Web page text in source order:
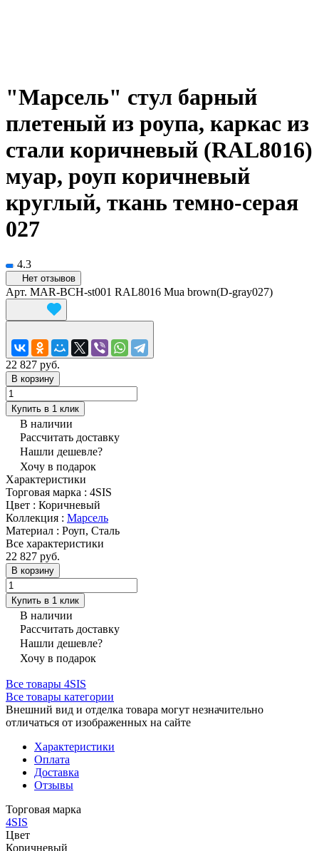
"Марсель" стул барный
плетеный из роупа, каркас из
стали коричневый (RAL8016)
муар, роуп коричневый
круглый, ткань темно-серая
027
4.3
Нет отзывов
Арт. MAR-BCH-st001 RAL8016 Mua brown(D-gray027)
22 827 руб.
В корзину
Купить в 1 клик
В наличии
Рассчитать доставку
Нашли дешевле?
Хочу в подарок
Характеристики
Торговая марка : 4SIS
Цвет : Коричневый
Коллекция : Марсель
Материал : Роуп, Сталь
Все характеристики
22 827 руб.
В корзину
Купить в 1 клик
В наличии
Рассчитать доставку
Нашли дешевле?
Хочу в подарок
Все товары 4SIS
Все товары категории
Внешний вид и отделка товара могут незначительно
отличаться от изображенных на сайте
Характеристики
Оплата
Доставка
Отзывы
Торговая марка
4SIS
Цвет
Коричневый